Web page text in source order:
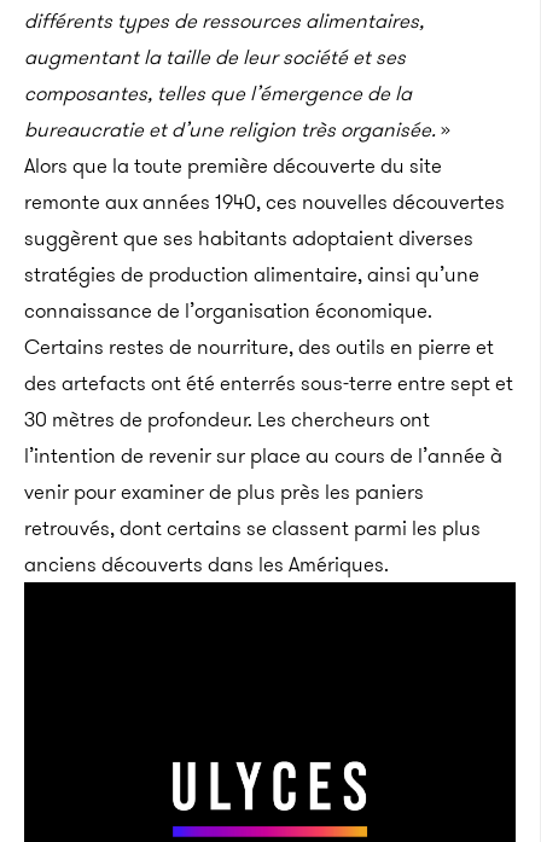
différents types de ressources alimentaires,
augmentant la taille de leur société et ses
composantes, telles que l’émergence de la
bureaucratie et d’une religion très organisée.»
Alors que la toute première découverte du site
remonte aux années 1940, ces nouvelles découvertes
suggèrent que ses habitants adoptaient diverses
stratégies de production alimentaire, ainsi qu’une
connaissance de l’organisation économique.
Certains restes de nourriture, des outils en pierre et
des artefacts ont été enterrés sous-terre entre sept et
30 mètres de profondeur. Les chercheurs ont
l’intention de revenir sur place au cours de l’année à
venir pour examiner de plus près les paniers
retrouvés, dont certains se classent parmi les plus
anciens découverts dans les Amériques.